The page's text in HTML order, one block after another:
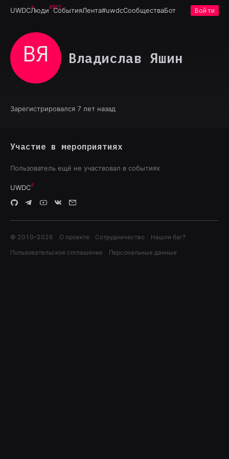
UWDCЛюди6932
СобытияЛента#uwdcСообществаБот Войти
ВЯ Владислав Яшин
Зарегистрировался 7 лет назад
Участие в мероприятиях
Пользователь ещё не участвовал в событиях
UWDC
© 2010–2026 О проекте Сотрудничество Нашли баг?
Пользовательское соглашение Персональные данные